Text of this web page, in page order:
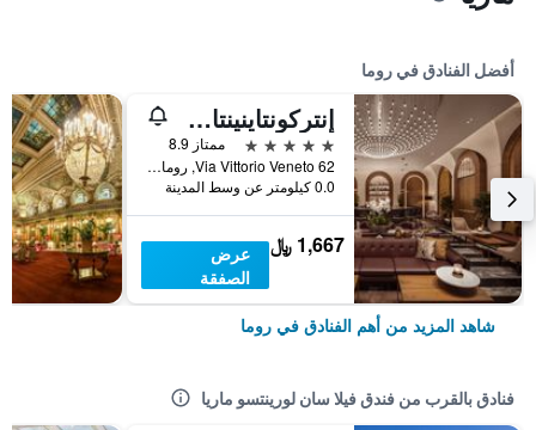
أفضل الفنادق في روما
إنتركونتاينينتال روم أمباسشياتوري بالاس باي آيتش جي
5 نجوم
ممتاز 8.9
Via Vittorio Veneto 62, روما, إيطاليا
0.0 كيلومتر عن وسط المدينة
1,667 ﷼
عرض
الصفقة
شاهد المزيد من أهم الفنادق في روما
فنادق بالقرب من فندق فيلا سان لورينتسو ماريا